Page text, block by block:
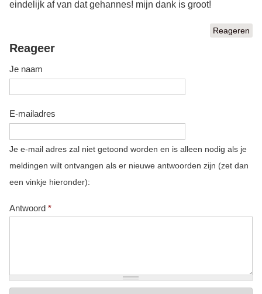
eindelijk af van dat gehannes! mijn dank is groot!
Reageren
Reageer
Je naam
E-mailadres
Je e-mail adres zal niet getoond worden en is alleen nodig als je
meldingen wilt ontvangen als er nieuwe antwoorden zijn (zet dan
een vinkje hieronder):
Antwoord *